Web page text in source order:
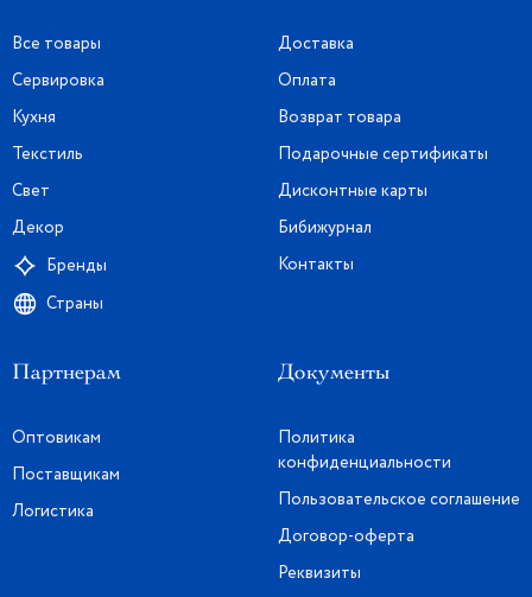
Все товары
Сервировка
Кухня
Текстиль
Свет
Декор
Бренды
Страны
Доставка
Оплата
Возврат товара
Подарочные сертификаты
Дисконтные карты
Бибижурнал
Контакты
Партнерам
Оптовикам
Поставщикам
Логистика
Документы
Политика
конфиденциальности
Пользовательское соглашение
Договор-оферта
Реквизиты